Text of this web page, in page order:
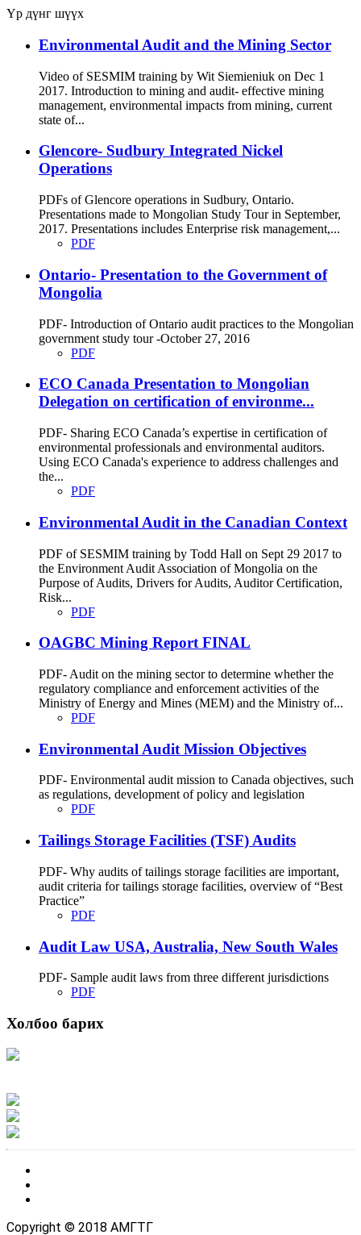
Үр дүнг шүүх
Environmental Audit and the Mining Sector
Video of SESMIM training by Wit Siemieniuk on Dec 1
2017. Introduction to mining and audit- effective mining
management, environmental impacts from mining, current
state of...
Glencore- Sudbury Integrated Nickel
Operations
PDFs of Glencore operations in Sudbury, Ontario.
Presentations made to Mongolian Study Tour in September,
2017. Presentations includes Enterprise risk management,...
PDF
Ontario- Presentation to the Government of
Mongolia
PDF- Introduction of Ontario audit practices to the Mongolian
government study tour -October 27, 2016
PDF
ECO Canada Presentation to Mongolian
Delegation on certification of environme...
PDF- Sharing ECO Canada’s expertise in certification of
environmental professionals and environmental auditors.
Using ECO Canada's experience to address challenges and
the...
PDF
Environmental Audit in the Canadian Context
PDF of SESMIM training by Todd Hall on Sept 29 2017 to
the Environment Audit Association of Mongolia on the
Purpose of Audits, Drivers for Audits, Auditor Certification,
Risk...
PDF
OAGBC Mining Report FINAL
PDF- Audit on the mining sector to determine whether the
regulatory compliance and enforcement activities of the
Ministry of Energy and Mines (MEM) and the Ministry of...
PDF
Environmental Audit Mission Objectives
PDF- Environmental audit mission to Canada objectives, such
as regulations, development of policy and legislation
PDF
Tailings Storage Facilities (TSF) Audits
PDF- Why audits of tailings storage facilities are important,
audit criteria for tailings storage facilities, overview of “Best
Practice”
PDF
Audit Law USA, Australia, New South Wales
PDF- Sample audit laws from three different jurisdictions
PDF
Холбоо барих
Copyright © 2018 АМГТГ